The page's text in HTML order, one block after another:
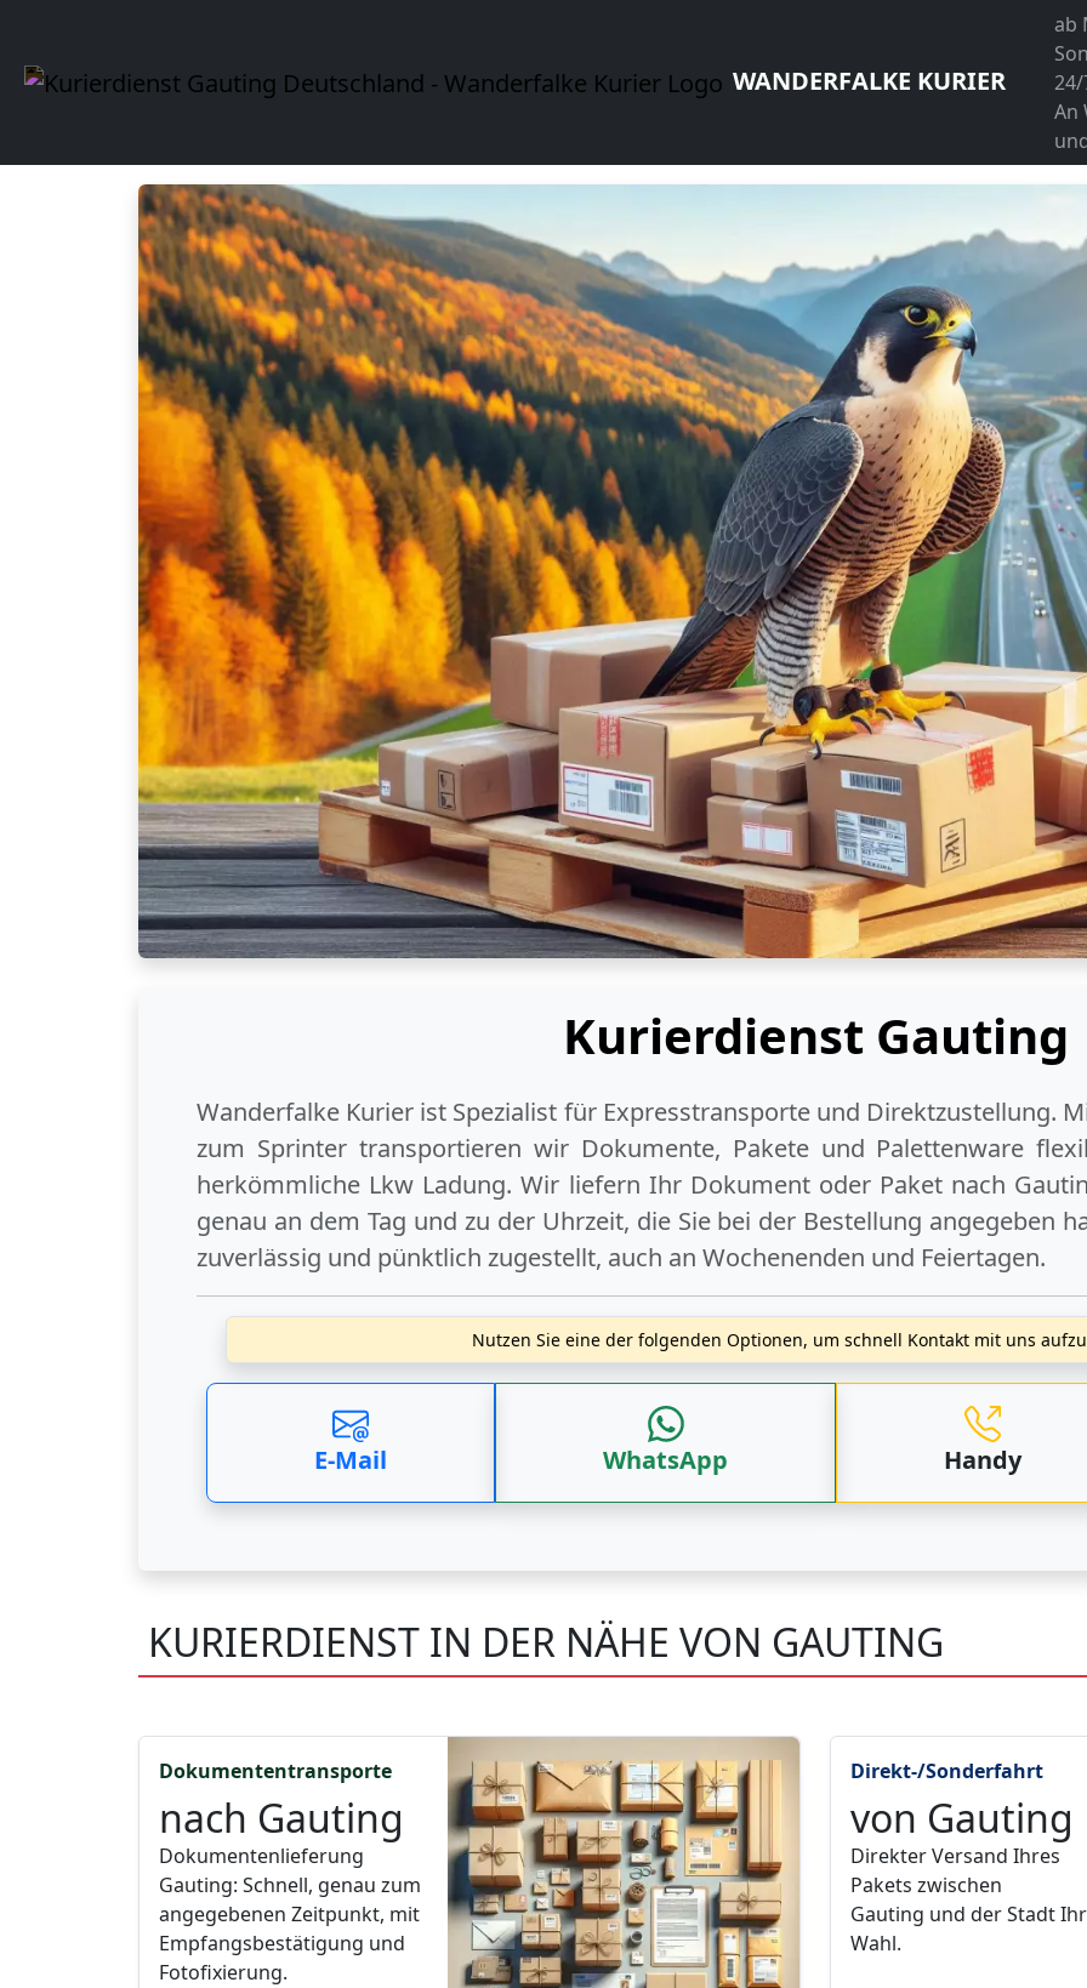
WANDERFALKE KURIER
ab
An
Kurierdienst Gauting
Wanderfalke Kurier ist Spezialist für Expresstransporte und Direktzustellung.
zum Sprinter transportieren wir Dokumente, Pakete und Palettenware
herkömmliche Lkw Ladung. Wir liefern Ihr Dokument oder Paket nach
genau an dem Tag und zu der Uhrzeit, die Sie bei der Bestellung angegeben
zuverlässig und pünktlich zugestellt, auch an Wochenenden und Feiertagen.
Nutzen Sie eine der folgenden Optionen, um schnell Kontakt mit uns
E-Mail WhatsApp Handy
KURIERDIENST IN DER NÄHE VON GAUTING
Direkt-/Sonderfahrt
von Gauting
Direkter Versand Ihres
Pakets zwischen
Gauting und der Stadt
Wahl.
Dokumententransporte
nach Gauting
Dokumentenlieferung
Gauting: Schnell, genau zum
angegebenen Zeitpunkt, mit
Empfangsbestätigung und
Fotofixierung.